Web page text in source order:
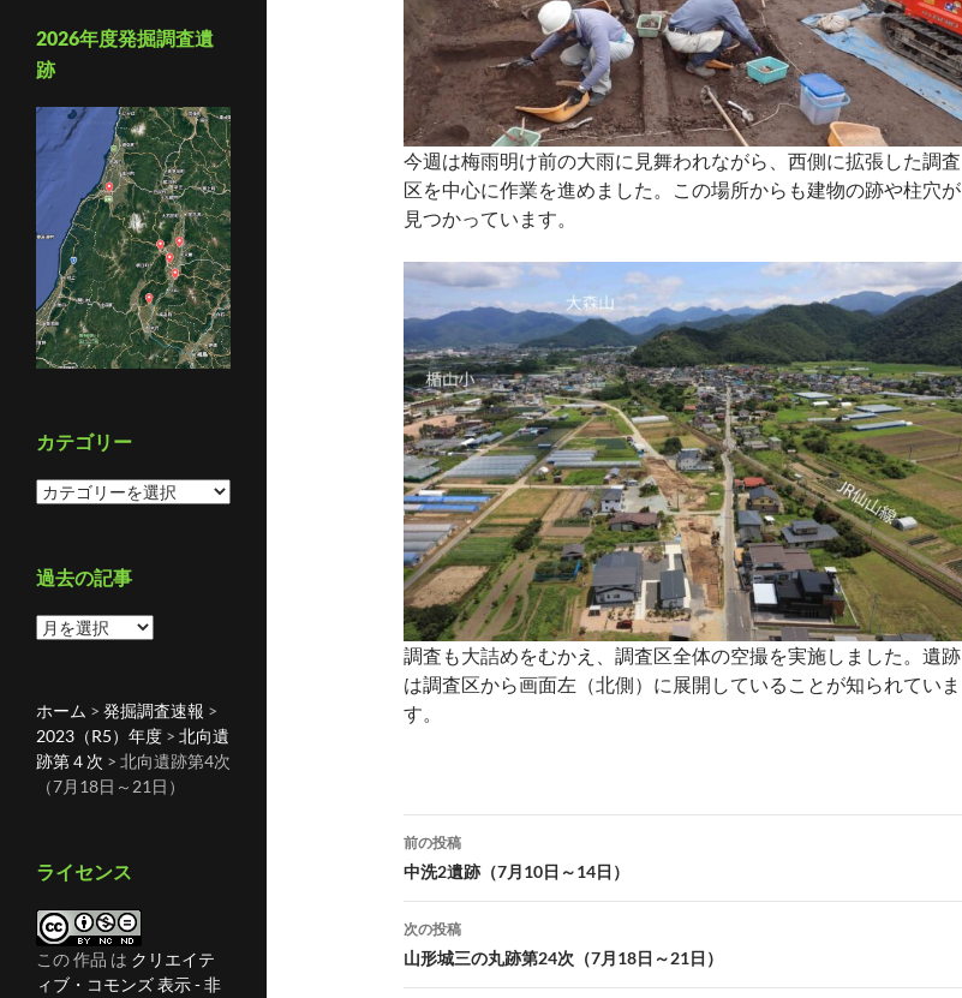
今週は梅雨明け前の大雨に見舞われながら、西側に拡張した調査
区を中心に作業を進めました。この場所からも建物の跡や柱穴が
見つかっています。
調査も大詰めをむかえ、調査区全体の空撮を実施しました。遺跡
は調査区から画面左（北側）に展開していることが知られていま
す。
投
稿
ナ
ビ
前の投稿
中洗2遺跡（7月10日～14日）
次の投稿
山形城三の丸跡第24次（7月18日～21日）
2026年度発掘調査遺
跡
カテゴリー
カ
リ
ー
過去の記事
過
記
事
ホーム > 発掘調査速報 >
2023（R5）年度 > 北向遺
跡第４次 > 北向遺跡第4次
（7月18日～21日）
ライセンス
この 作品 は クリエイテ
ィブ・コモンズ 表示 - 非